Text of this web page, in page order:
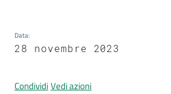
appuntamenti
Data:
28 novembre 2023
CondividiVedi azioni